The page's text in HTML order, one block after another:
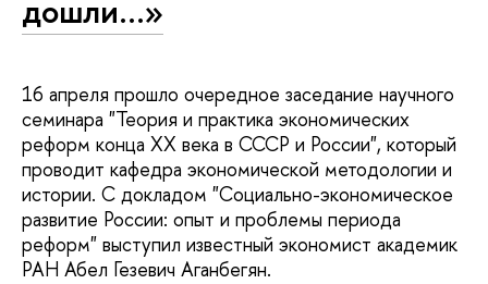
дошли…»
16 апреля прошло очередное заседание научного
семинара "Теория и практика экономических
реформ конца ХХ века в СССР и России", который
проводит кафедра экономической методологии и
истории. С докладом "Социально-экономическое
развитие России: опыт и проблемы периода
реформ" выступил известный экономист академик
РАН Абел Гезевич Аганбегян.